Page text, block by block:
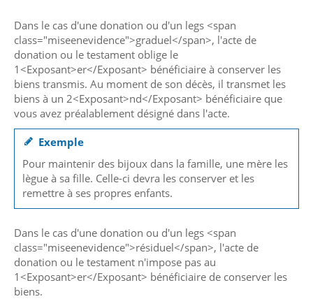
Dans le cas d'une donation ou d'un legs <span
class="miseenevidence">graduel</span>, l'acte de
donation ou le testament oblige le
1<Exposant>er</Exposant> bénéficiaire à conserver les
biens transmis. Au moment de son décès, il transmet les
biens à un 2<Exposant>nd</Exposant> bénéficiaire que
vous avez préalablement désigné dans l'acte.
Exemple
Pour maintenir des bijoux dans la famille, une mère les
lègue à sa fille. Celle-ci devra les conserver et les
remettre à ses propres enfants.
Dans le cas d'une donation ou d'un legs <span
class="miseenevidence">résiduel</span>, l'acte de
donation ou le testament n'impose pas au
1<Exposant>er</Exposant> bénéficiaire de conserver les
biens.